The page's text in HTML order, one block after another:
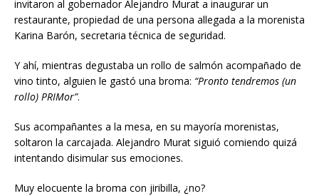
invitaron al gobernador Alejandro Murat a inaugurar un
restaurante, propiedad de una persona allegada a la morenista
Karina Barón, secretaria técnica de seguridad.
Y ahí, mientras degustaba un rollo de salmón acompañado de
vino tinto, alguien le gastó una broma: “Pronto tendremos (un
rollo) PRIMor”.
Sus acompañantes a la mesa, en su mayoría morenistas,
soltaron la carcajada. Alejandro Murat siguió comiendo quizá
intentando disimular sus emociones.
Muy elocuente la broma con jiribilla, ¿no?